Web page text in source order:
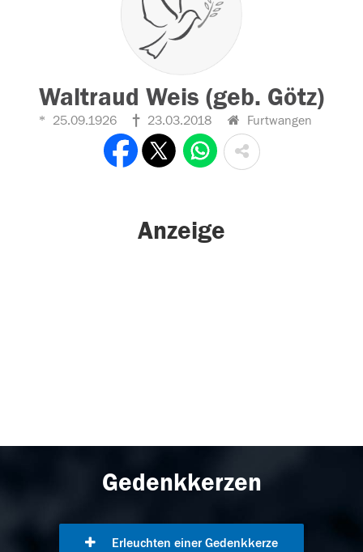
Waltraud Weis (geb. Götz)
25.09.1926 23.03.2018 Furtwangen
Anzeige
Gedenkkerzen
Erleuchten einer Gedenkkerze